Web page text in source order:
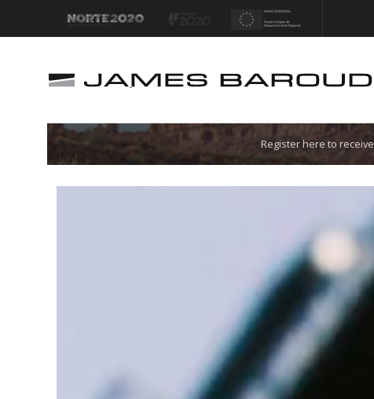
Let's go!
Register here to receive